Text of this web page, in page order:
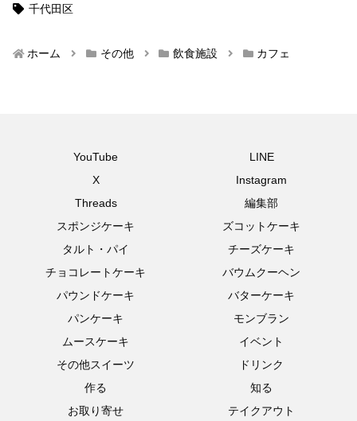
千代田区
ホーム その他 飲食施設 カフェ
YouTube
LINE
X
Instagram
Threads
編集部
スポンジケーキ
ズコットケーキ
タルト・パイ
チーズケーキ
チョコレートケーキ
バウムクーヘン
パウンドケーキ
バターケーキ
パンケーキ
モンブラン
ムースケーキ
イベント
その他スイーツ
ドリンク
作る
知る
お取り寄せ
テイクアウト